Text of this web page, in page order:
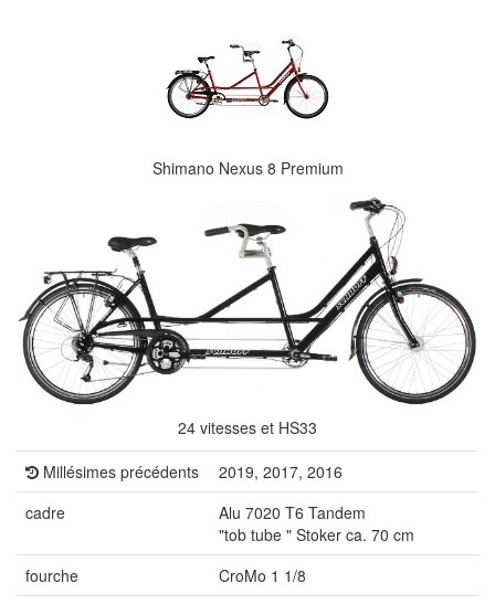
Shimano Nexus 8 Premium
24 vitesses et HS33
Millésimes précédents
2019, 2017, 2016
cadre
Alu 7020 T6 Tandem
"tob tube " Stoker ca. 70 cm
fourche
CroMo 1 1/8